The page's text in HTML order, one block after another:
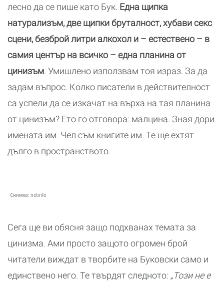
лесно да се пише като Бук. Една щипка
натурализъм, две щипки бруталност, хубави секс
сцени, безброй литри алкохол и – естествено – в
самия център на всичко – една планина от
цинизъм. Умишлено използвам тоя израз. За да
задам въпрос. Колко писатели в действителност
са успели да се изкачат на върха на тая планина
от цинизъм? Ето го отговора: малцина. Зная дори
имената им. Чел съм книгите им. Те ще ехтят
дълго в пространството.
Снимка: netinfo
Сега ще ви обясня защо подхванах темата за
цинизма. Ами просто защото огромен брой
читатели виждат в творбите на Буковски само и
единствено него. Те твърдят следното: „Този не е